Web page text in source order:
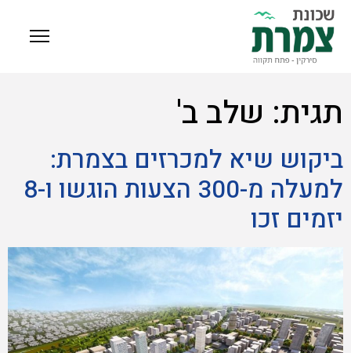
תגית: שלב ב'
ביקוש שיא למכרזים בצמרת:
למעלה מ-300 הצעות הוגשו ו-8
יזמים זכו